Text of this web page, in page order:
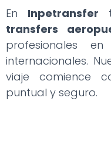
En Inpetransfer
transfers
profesionales
internacionales.
viaje comience
puntual y seguro.